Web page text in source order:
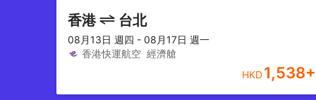
香港 台北
08月13日 週四 - 08月17日 週一
香港快運航空 經濟艙
HKD1,538+